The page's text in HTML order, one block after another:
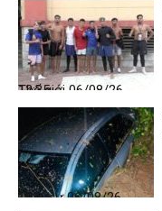
Thế giới
06/08/26, 12:35
Thời sự
06/08/26, 12:33